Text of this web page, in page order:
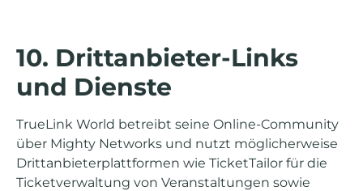
10. Drittanbieter-Links
und Dienste
TrueLink World betreibt seine Online-Community
über Mighty Networks und nutzt möglicherweise
Drittanbieterplattformen wie TicketTailor für die
Ticketverwaltung von Veranstaltungen sowie